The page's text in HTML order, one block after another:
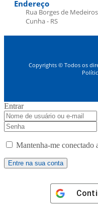
Endereço
Rua Borges de
Cunha - RS
Copyrights © Todos os
Entrar
Mantenha-me conectado